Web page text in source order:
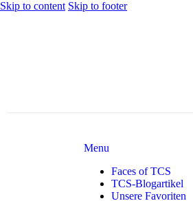
Skip to content Skip to footer
Menu
Faces of TCS
TCS-Blogartikel
Unsere Favoriten